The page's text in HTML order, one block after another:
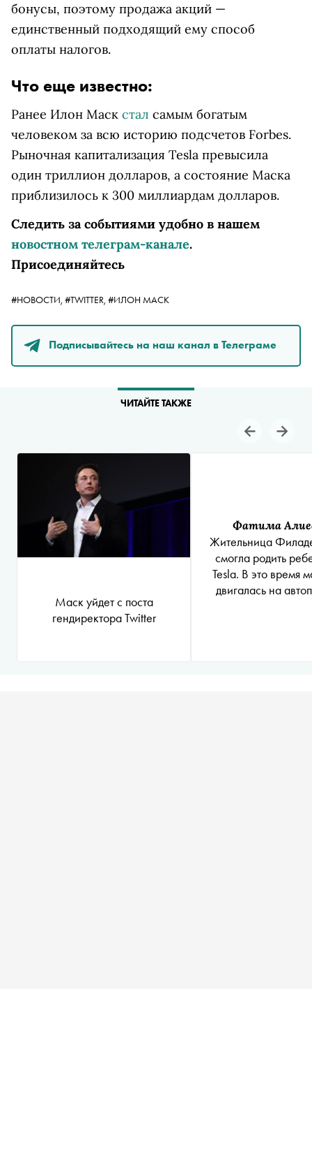
бонусы, поэтому продажа акций —
единственный подходящий ему способ
оплаты налогов.
Что еще известно:
Ранее Илон Маск стал самым богатым
человеком за всю историю подсчетов Forbes.
Рыночная капитализация Tesla превысила
один триллион долларов, а состояние Маска
приблизилось к 300 миллиардам долларов.
Следить за событиями удобно в нашем
новостном телеграм-канале.
Присоединяйтесь
#НОВОСТИ, #TWITTER, #ИЛОН МАСК
Подписывайтесь на наш канал в Телеграме
ЧИТАЙТЕ ТАКЖЕ
Маск уйдет с поста
гендиректора Twitter
Фатима
Жительница
смогла родить
Tesla. В это время
двигалась на